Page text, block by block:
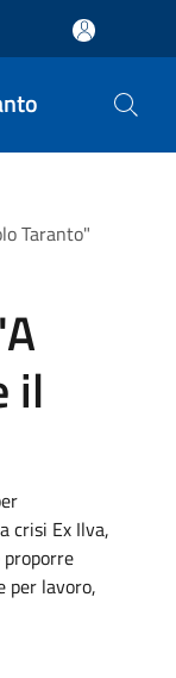
Taranto"
il
crisi Ex Ilva,
per lavoro,